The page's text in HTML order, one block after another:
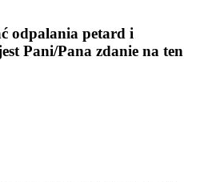
odpalania petard i
Pani/Pana zdanie na ten